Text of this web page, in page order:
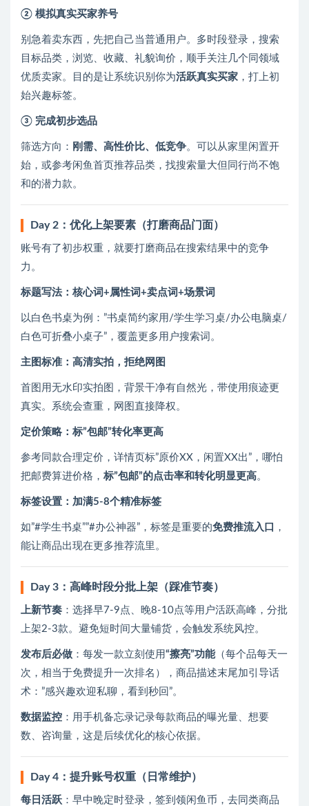
② 模拟真实买家养号
别急着卖东西，先把自己当普通用户。多时段登录，搜索
目标品类，浏览、收藏、礼貌询价，顺手关注几个同领域
优质卖家。目的是让系统识别你为活跃真实买家 ，打上初
始兴趣标签。
③ 完成初步选品
筛选方向： 刚需、高性价比、低竞争。可以从家里闲置开
始，或参考闲鱼首页推荐品类，找搜索量大但同行尚不饱
和的潜力款。
Day 2：优化上架要素（打磨商品门面）
账号有了初步权重，就要打磨商品在搜索结果中的竞争
力。
标题写法：核心词+属性词+卖点词+场景词
以白色书桌为例：”书桌简约家用/学生学习桌/办公电脑桌/
白色可折叠小桌子”，覆盖更多用户搜索词。
主图标准：高清实拍，拒绝网图
首图用无水印实拍图，背景干净有自然光，带使用痕迹更
真实。系统会查重，网图直接降权。
定价策略：标”包邮”转化率更高
参考同款合理定价，详情页标”原价XX，闲置XX出”，哪怕
把邮费算进价格， 标”包邮”的点击率和转化明显更高。
标签设置：加满5-8个精准标签
如”#学生书桌””#办公神器”，标签是重要的免费推流入口 ，
能让商品出现在更多推荐流里。
Day 3：高峰时段分批上架（踩准节奏）
上新节奏 ：选择早7-9点、晚8-10点等用户活跃高峰，分批
上架2-3款。避免短时间大量铺货，会触发系统风控。
发布后必做 ：每发一款立刻使用“擦亮”功能（每个品每天一
次，相当于免费提升一次排名），商品描述末尾加引导话
术：”感兴趣欢迎私聊，看到秒回”。
数据监控 ：用手机备忘录记录每款商品的曝光量、想要
数、咨询量，这是后续优化的核心依据。
Day 4：提升账号权重（日常维护）
每日活跃 ：早中晚定时登录，签到领闲鱼币，去同类商品